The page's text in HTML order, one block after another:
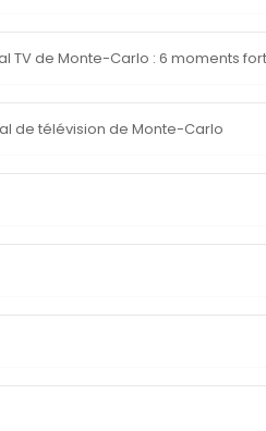
TV de Monte-Carlo : 6 moments
de télévision de Monte-Carlo